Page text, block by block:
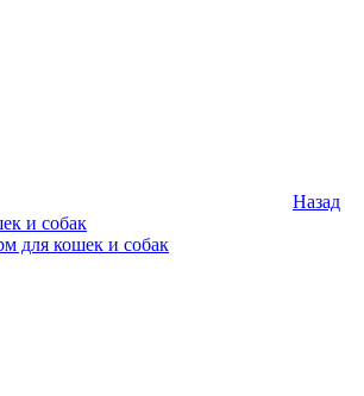
Назад
и собак
для кошек и собак